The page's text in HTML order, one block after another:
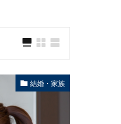
結婚・家族